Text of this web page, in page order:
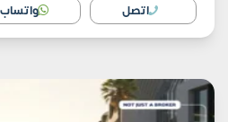
اتصل واتساب